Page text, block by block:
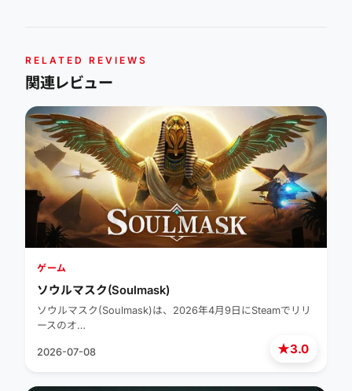
RELATED REVIEWS
関連レビュー
★3.0
ゲーム
ソウルマスク(Soulmask)
ソウルマスク(Soulmask)は、2026年4月9日にSteamでリリ
ースのオ…
2026-07-08